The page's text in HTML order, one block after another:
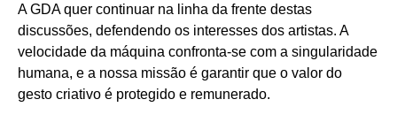
A GDA quer continuar na linha da frente destas
discussões, defendendo os interesses dos artistas. A
velocidade da máquina confronta-se com a singularidade
humana, e a nossa missão é garantir que o valor do
gesto criativo é protegido e remunerado.